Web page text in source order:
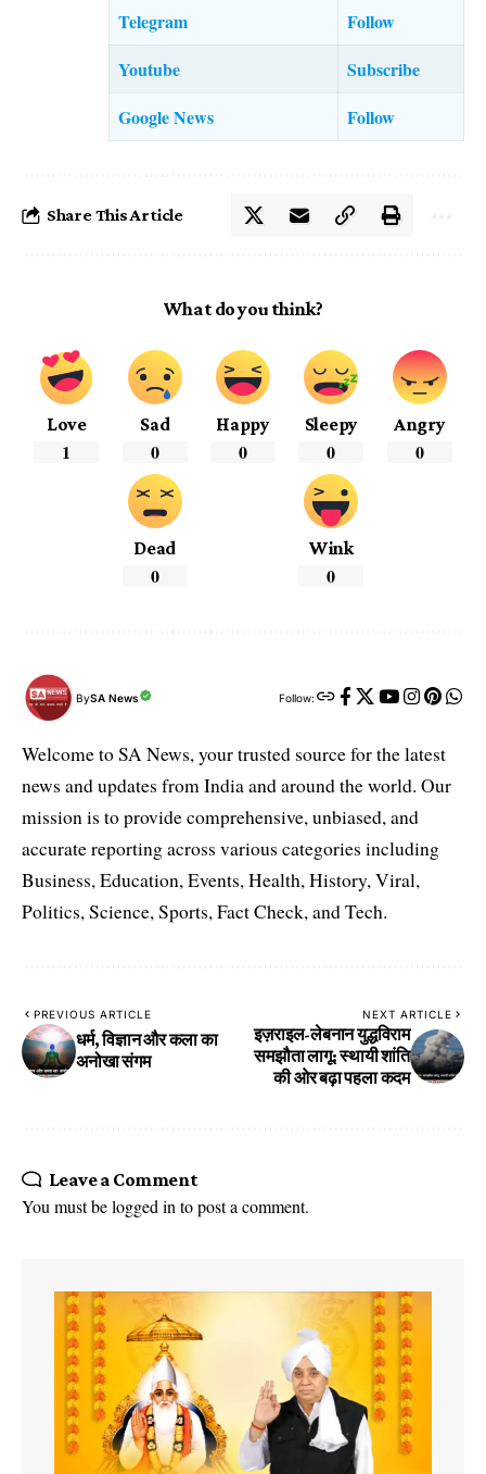
Telegram
Follow
Youtube
Subscribe
Google News
Follow
Share This Article
What do you think?
Love
1
Sad
0
Happy
0
Sleepy
0
Angry
0
Dead
0
Wink
0
BySA News Follow:
Welcome to SA News, your trusted source for the latest
news and updates from India and around the world. Our
mission is to provide comprehensive, unbiased, and
accurate reporting across various categories including
Business, Education, Events, Health, History, Viral,
Politics, Science, Sports, Fact Check, and Tech.
PREVIOUS ARTICLE
धर्म, विज्ञान और कला का
अनोखा संगम
NEXT ARTICLE
इज़राइल-लेबनान युद्धविराम
समझौता लागू: स्थायी शांति
की ओर बढ़ा पहला कदम
Leave a Comment
You must belogged into post a comment.